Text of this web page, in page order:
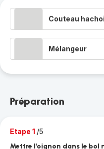
Couteau
Mélangeur
Préparation
Etape 1 /5
Mettre l'oignon dans le bol